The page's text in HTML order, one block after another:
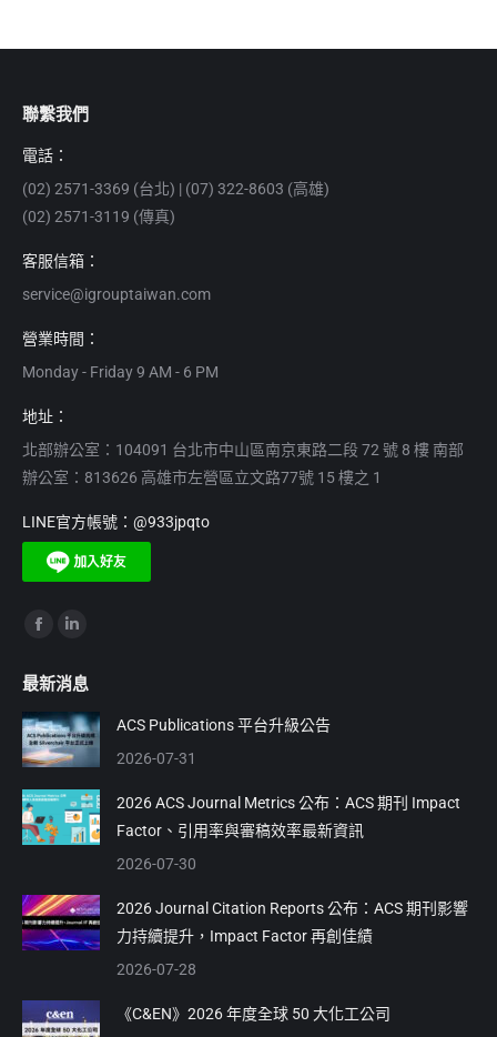
聯繫我們
電話：
(02) 2571-3369 (台北) | (07) 322-8603 (高雄)
(02) 2571-3119 (傳真)
客服信箱：
service@igrouptaiwan.com
營業時間：
Monday - Friday 9 AM - 6 PM
地址：
北部辦公室：104091 台北市中山區南京東路二段 72 號 8 樓 南部
辦公室：813626 高雄市左營區立文路77號 15 樓之 1
LINE官方帳號：@933jpqto
Find us on:
opens
in
new
opens
in
new
最新消息
ACS Publications 平台升級公告
2026-07-31
2026 ACS Journal Metrics 公布：ACS 期刊 Impact
Factor、引用率與審稿效率最新資訊
2026-07-30
2026 Journal Citation Reports 公布：ACS 期刊影響
力持續提升，Impact Factor 再創佳績
2026-07-28
《C&EN》2026 年度全球 50 大化工公司